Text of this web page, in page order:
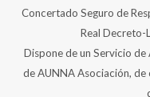
Concertado Seguro de
Real Decreto-
Dispone de un Servicio
de AUNNA Asociación,